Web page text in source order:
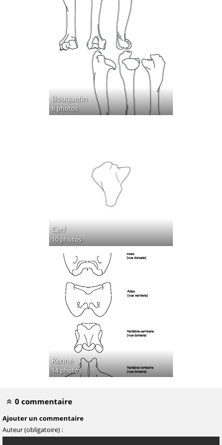
Bouquetin
6 photos
Cerf
10 photos
Renne
14 photos
0 commentaire
Ajouter un commentaire
Auteur (obligatoire) :